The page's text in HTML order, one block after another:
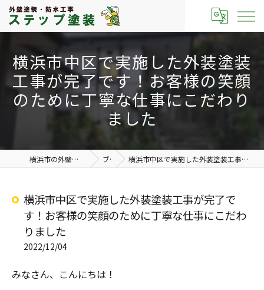
横浜市中区で実施した外装塗装
工事が完了です！お客様の笑顔
のために丁寧な仕事にこだわり
ました
横浜市の外壁塗装なら有限会社ステップ塗装 ブログ 横浜市中区で実施した外装塗装工事が完了です！お客様の笑顔のために丁寧な仕事にこだわりました
横浜市中区で実施した外装塗装工事が完了で
す！お客様の笑顔のために丁寧な仕事にこだわ
りました
2022/12/04
みなさん、こんにちは！